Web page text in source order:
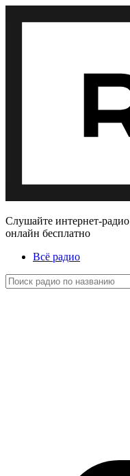
Слушайте интернет-радио
онлайн бесплатно
Всё радио